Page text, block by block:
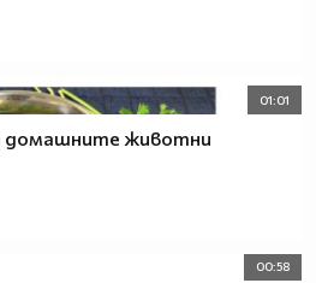
01:01
домашните животни
00:58